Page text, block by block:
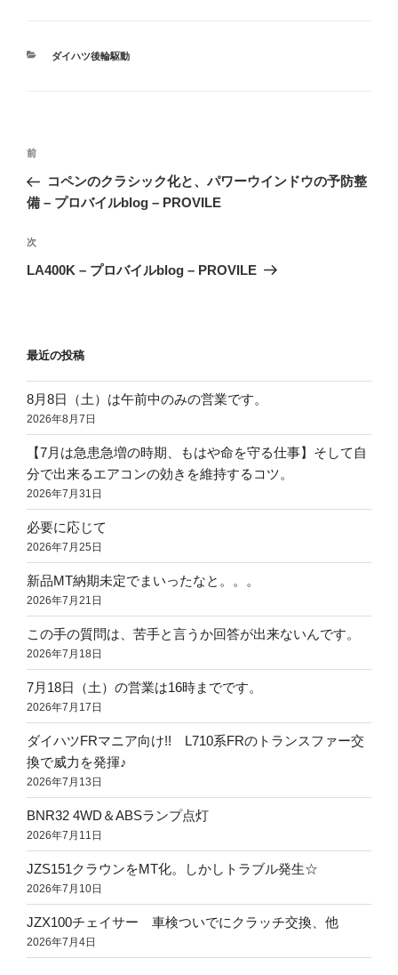
カ
ダイハツ後輪駆動
投
ナ
ゲ
ー
前
の
投
前
コペンのクラシック化と、パワーウインドウの予防整
備 – プロバイルblog – PROVILE
次
の
次
LA400K – プロバイルblog – PROVILE
最近の投稿
8月8日（土）は午前中のみの営業です。
2026年8月7日
【7月は急患急増の時期、もはや命を守る仕事】そして自
分で出来るエアコンの効きを維持するコツ。
2026年7月31日
必要に応じて
2026年7月25日
新品MT納期未定でまいったなと。。。
2026年7月21日
この手の質問は、苦手と言うか回答が出来ないんです。
2026年7月18日
7月18日（土）の営業は16時までです。
2026年7月17日
ダイハツFRマニア向け!! L710系FRのトランスファー交
換で威力を発揮♪
2026年7月13日
BNR32 4WD＆ABSランプ点灯
2026年7月11日
JZS151クラウンをMT化。しかしトラブル発生☆
2026年7月10日
JZX100チェイサー 車検ついでにクラッチ交換、他
2026年7月4日